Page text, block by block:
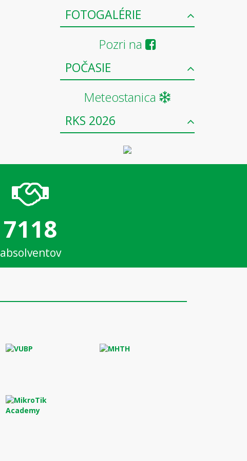
FOTOGALÉRIE
Pozri na
POČASIE
Meteostanica
RKS 2026
7118
absolventov